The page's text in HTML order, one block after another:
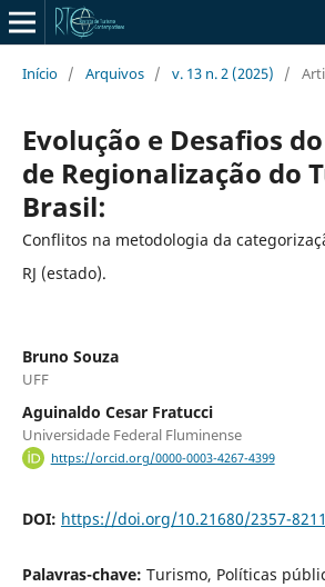
Início / Arquivos / v. 13 n. 2 (2025) /
Evolução e Desafios
de Regionalização do
Brasil:
Conflitos na metodologia da
RJ (estado).
Bruno Souza
UFF
Aguinaldo Cesar Fratucci
Universidade Federal Fluminense
https://orcid.org/0000-0003-4267-4399
DOI: https://doi.org/10.21680/2357-
Palavras-chave: Turismo, Políticas